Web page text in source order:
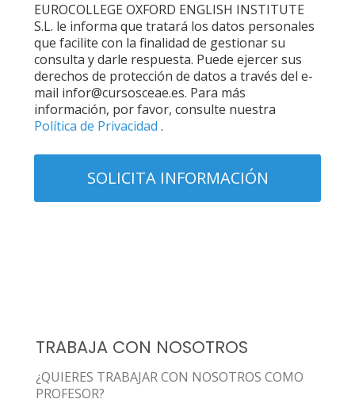
EUROCOLLEGE OXFORD ENGLISH INSTITUTE
S.L. le informa que tratará los datos personales
que facilite con la finalidad de gestionar su
consulta y darle respuesta. Puede ejercer sus
derechos de protección de datos a través del e-
mail infor@cursosceae.es. Para más
información, por favor, consulte nuestra
Política de Privacidad .
TRABAJA CON NOSOTROS
¿QUIERES TRABAJAR CON NOSOTROS COMO
PROFESOR?